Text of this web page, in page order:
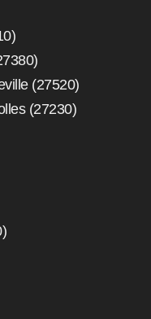
(27520)
(27230)